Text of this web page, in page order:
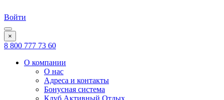
Войти
×
8 800 777 73 60
О компании
О нас
Адреса и контакты
Бонусная система
Клуб Активный Отдых